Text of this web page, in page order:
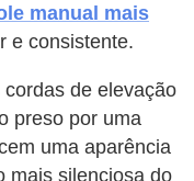
manual mais
e consistente.
de elevação
preso por uma
uma aparência
mais silenciosa do